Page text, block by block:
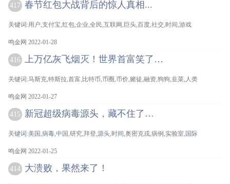
417 春节红包大战背后的惊人真相...
关键词:用户,支付宝,红包,企业,全民,互联网,巨头,百度,社交,时间,游戏
鸣金网 2022-01-28
416 上万亿灰飞烟灭！世界首富笑了…
关键词:马斯克,特斯拉,首富,比特币,币圈,币价,赌徒,融资,狗狗,韭菜,人类
鸣金网 2022-01-27
415 新冠超级病毒源头，藏不住了…
关键词:美国,病毒,中国,研究,拜登,源头,时间,奥密克戎,病例,实验室,国际
鸣金网 2022-01-25
414 大溃败，果然来了！